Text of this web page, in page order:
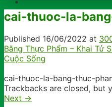
Trang chủ
Khách hàng chia sẻ
Kiểm tra chính hãng
Đặt hàng
Hotline: 0902791922
cai-thuoc-la-
Published 16/06/2022 at
Bằng Thực Phẩm – Khai Tử
Cuộc Sống
cai-thuoc-la-bang-thuc-
Trackbacks are closed, but
Next →